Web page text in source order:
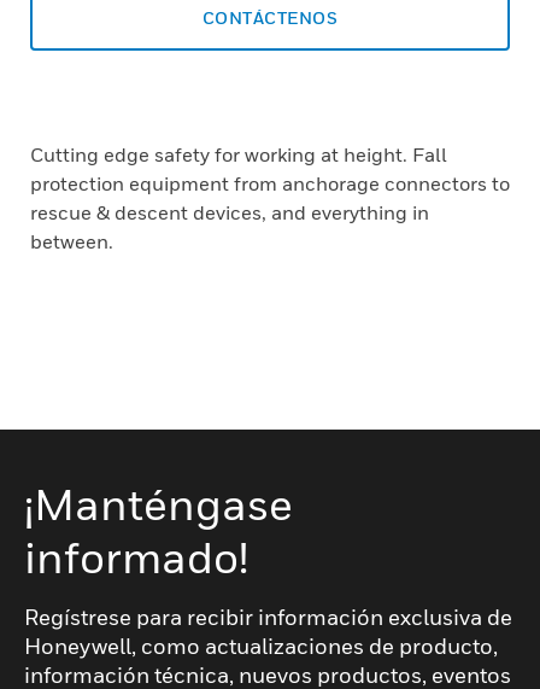
CONTÁCTENOS
Cutting edge safety for working at height. Fall
protection equipment from anchorage connectors to
rescue & descent devices, and everything in
between.
¡Manténgase
informado!
Regístrese para recibir información exclusiva de
Honeywell, como actualizaciones de producto,
información técnica, nuevos productos, eventos